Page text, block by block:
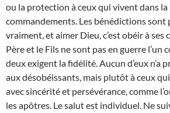
ou la protection à ceux qui vivent dans
commandements. Les bénédictions sont
vraiment, et aimer Dieu, c’est obéir à ses
Père et le Fils ne sont pas en guerre l’un
deux exigent la fidélité. Aucun d’eux n’a
aux désobéissants, mais plutôt à ceux
avec sincérité et persévérance, comme
les apôtres. Le salut est individuel. Ne